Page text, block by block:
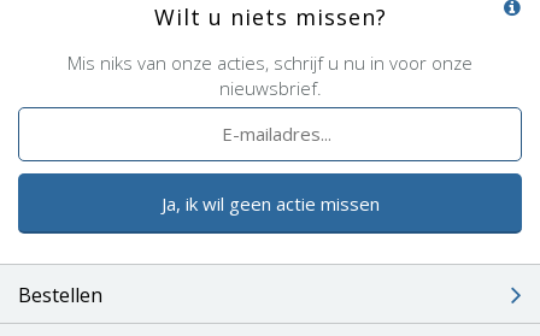
Wilt u niets missen?
Mis niks van onze acties, schrijf u nu in voor onze
nieuwsbrief.
Ja, ik wil geen actie missen
Bestellen